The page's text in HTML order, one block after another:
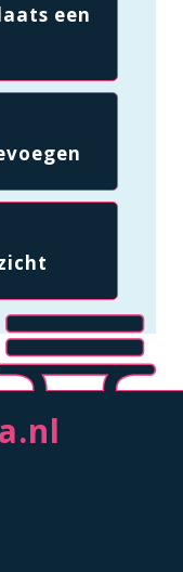
een